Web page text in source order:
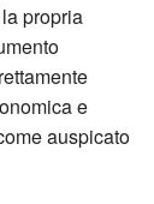
propria
e
auspicato